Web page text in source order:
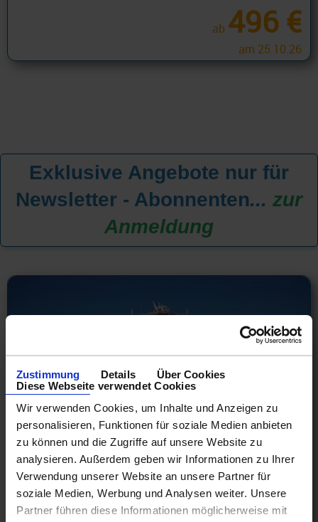
Zustimmung Details
Über Cookies
Diese Webseite verwendet Cookies
Wir verwenden Cookies, um Inhalte und Anzeigen zu
personalisieren, Funktionen für soziale Medien anbieten
zu können und die Zugriffe auf unsere Website zu
analysieren. Außerdem geben wir Informationen zu Ihrer
Verwendung unserer Website an unsere Partner für
soziale Medien, Werbung und Analysen weiter. Unsere
Partner führen diese Informationen möglicherweise mit
ab 496 €
am 25.10.26
Exklusive Angebote nur für
Newsletter - Abonnenten... zur
Anmeldung
NCL Europaabfahrten 2026! Jetzt
besonders günstig
Westliches Mittelmeer 8 Tage ab Barcelona an